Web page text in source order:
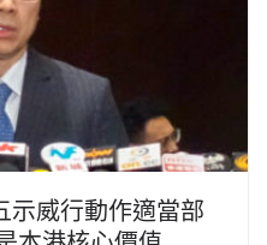
示威行動作適當部